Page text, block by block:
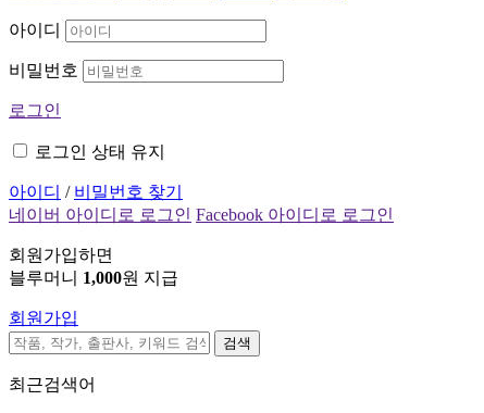
아이디
비밀번호
로그인
로그인 상태 유지
아이디 / 비밀번호 찾기
네이버 아이디로 로그인 Facebook 아이디로 로그인
회원가입하면
블루머니 1,000원 지급
회원가입
검색
최근검색어